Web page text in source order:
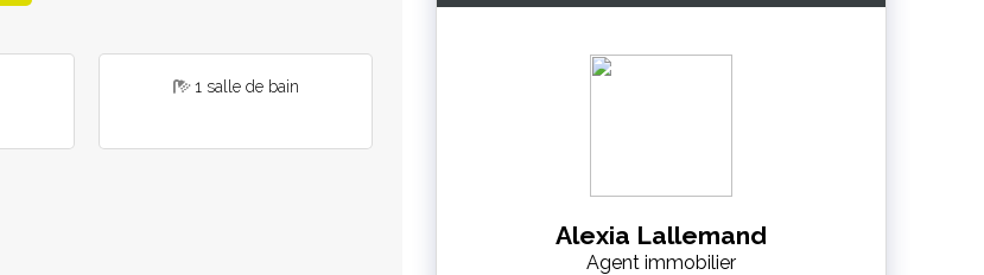
1 salle de bain
Alexia Lallemand
Agent immobilier